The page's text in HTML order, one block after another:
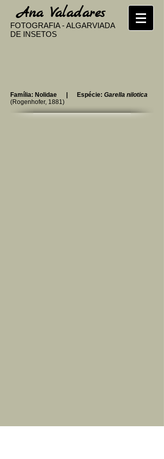
​Ana Valadares
FOTOGRAFIA - ALGARVIADA
DE INSETOS
Família: Nolidae | Espécie: Garella nilotica
(Rogenhofer, 1881)